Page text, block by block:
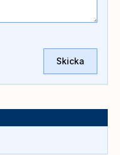
Skicka